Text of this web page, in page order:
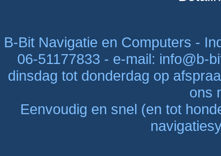
B-Bit Navigatie en Computers -
06-51177833 - e-mail: info@b-
dinsdag tot donderdag op
ons
Eenvoudig en snel (en tot